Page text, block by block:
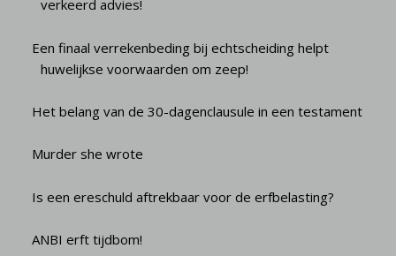
verkeerd advies!
Een finaal verrekenbeding bij echtscheiding helpt
huwelijkse voorwaarden om zeep!
Het belang van de 30-dagenclausule in een testament
Murder she wrote
Is een ereschuld aftrekbaar voor de erfbelasting?
ANBI erft tijdbom!